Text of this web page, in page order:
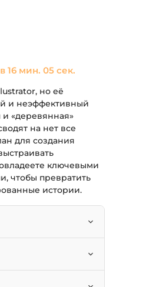
16 мин. 04 сек.
но её
и неэффективный
«деревянная»
на нет все
для создания
ключевыми
чтобы превратить
истории.
и After Effects
свои